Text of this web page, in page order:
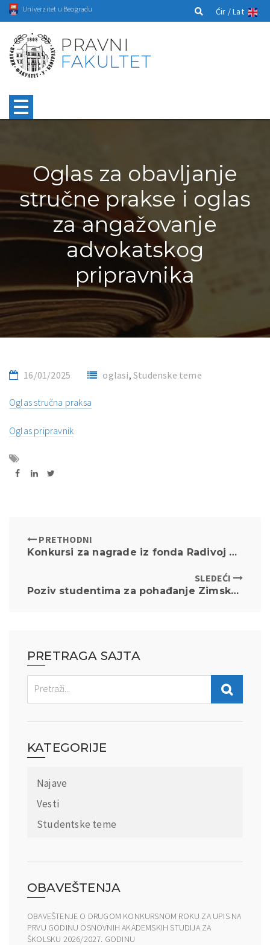
Univerzitet u Beogradu Ćir /Lat
PRAVNI
FAKULTET
Oglas za obavljanje
stručne prakse i oglas
za angažovanje
advokatskog
pripravnika
16/01/2025 oglasi, Studenske teme
Oglas stručna praksa
Oglas pripravnik
PRETHODNI
Konkursi za nagrade iz fonda Radivoj B. Vasović
SLEDEĆI
Poziv studentima za pohađanje Zimske škole međunarodnih odnosa pod nazivom „Međunarodni odnosi u prvoj četvrtini 21. veka“
PRETRAGA SAJTA
KATEGORIJE
Najave
Vesti
Studentske teme
OBAVEŠTENJA
OBAVEŠTENJE O DRUGOM KONKURSNOM ROKU ZA UPIS NA
PRVU GODINU OSNOVNIH AKADEMSKIH STUDIJA ZA
ŠKOLSKU 2026/2027. GODINU